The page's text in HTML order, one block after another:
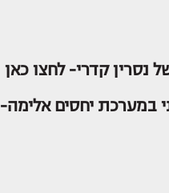
נסרין קדרי-לחצו כאן
במערכת יחסים אלימה-